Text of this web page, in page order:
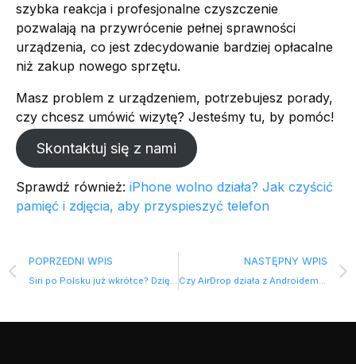
szybka reakcja i profesjonalne czyszczenie
pozwalają na przywrócenie pełnej sprawności
urządzenia, co jest zdecydowanie bardziej opłacalne
niż zakup nowego sprzętu.
Masz problem z urządzeniem, potrzebujesz porady,
czy chcesz umówić wizytę? Jesteśmy tu, by pomóc!
Skontaktuj się z nami
Sprawdź również: iPhone wolno działa? Jak czyścić
pamięć i zdjęcia, aby przyspieszyć telefon
POPRZEDNI WPIS
Siri po Polsku już wkrótce? Dzięki AI od Google!
NASTĘPNY WPIS
Czy AirDrop działa z Androidem? Jak Quick Share połączyło iPhone i Androida?